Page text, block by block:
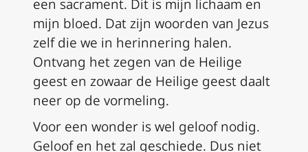
een sacrament. Dit is mijn lichaam en
mijn bloed. Dat zijn woorden van Jezus
zelf die we in herinnering halen.
Ontvang het zegen van de Heilige
geest en zowaar de Heilige geest daalt
neer op de vormeling.
Voor een wonder is wel geloof nodig.
Geloof en het zal geschiede. Dus niet